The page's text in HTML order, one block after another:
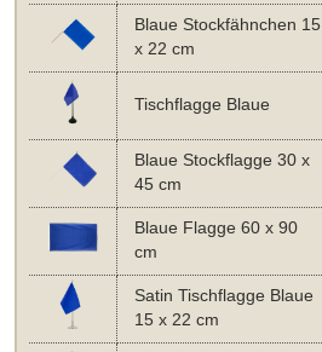
Blaue Stockfähnchen 15
x 22 cm
Tischflagge Blaue
Blaue Stockflagge 30 x
45 cm
Blaue Flagge 60 x 90
cm
Satin Tischflagge Blaue
15 x 22 cm